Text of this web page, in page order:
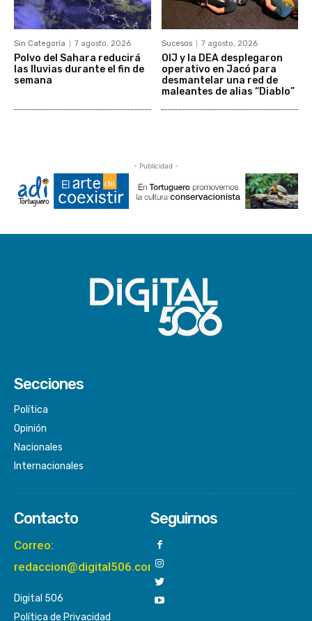
Sin Categoría 7 agosto, 2026
Polvo del Sahara reducirá
las lluvias durante el fin de
semana
Sucesos 7 agosto, 2026
OIJ y la DEA desplegaron
operativo en Jacó para
desmantelar una red de
maleantes de alias “Diablo”
- Publicidad -
Secciones
Política
Opinión
Nacionales
Internacionales
Contacto
Correo:
redaccion@digital506.com
Digital 506
Política de Privacidad
Seguirnos